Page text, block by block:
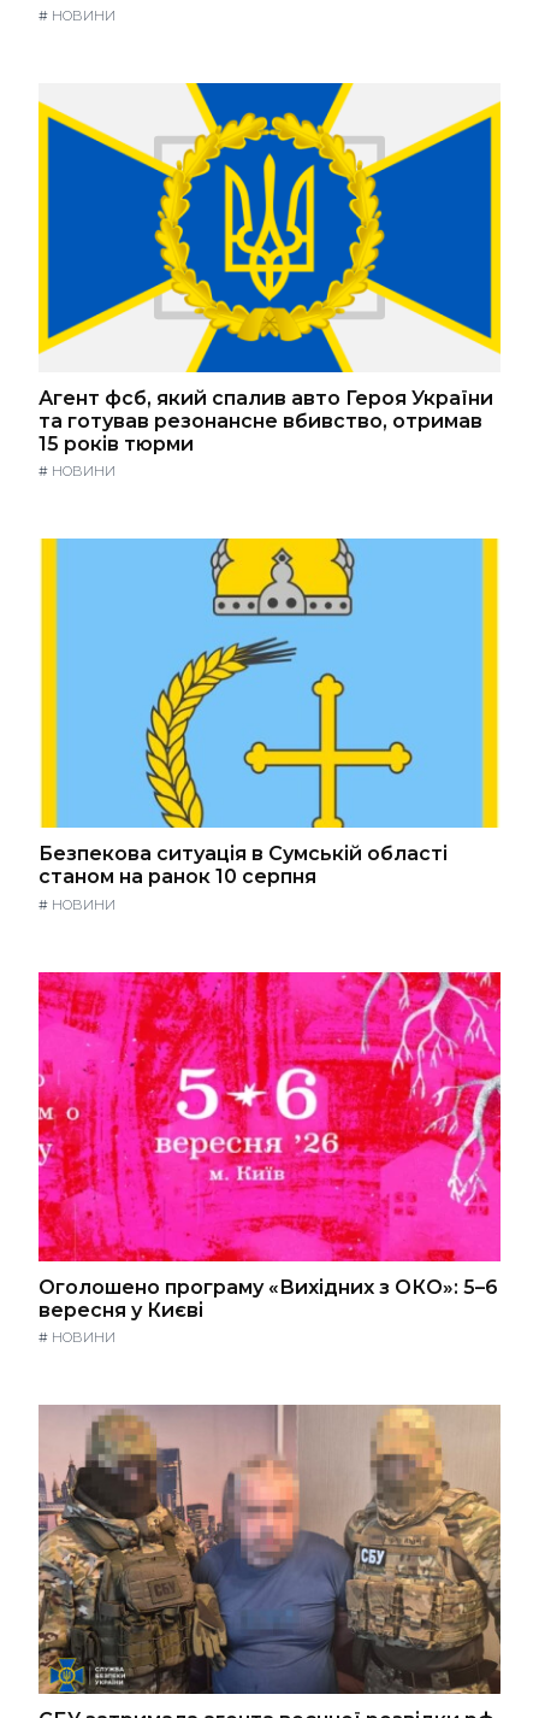
# НОВИНИ
Агент фсб, який спалив авто Героя України
та готував резонансне вбивство, отримав
15 років тюрми
# НОВИНИ
Безпекова ситуація в Сумській області
станом на ранок 10 серпня
# НОВИНИ
Оголошено програму «Вихідних з ОКО»: 5–6
вересня у Києві
# НОВИНИ